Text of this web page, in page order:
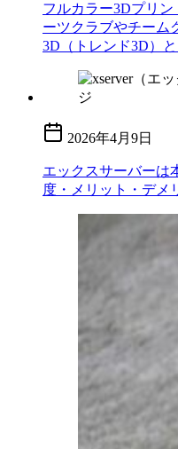
フルカラー3Dプリ
ーツクラブやチーム
3D（トレンド3D）と
2026年4月9日
エックスサーバーは
度・メリット・デメ